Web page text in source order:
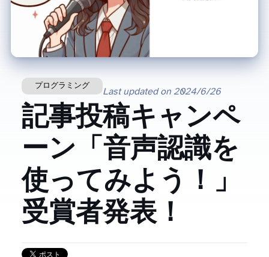
プログラミング
Last updated on 2024/6/26
Qiita 記事投稿キャンペ
ーン「音声認識APIを
使ってみよう！」
受賞者発表！